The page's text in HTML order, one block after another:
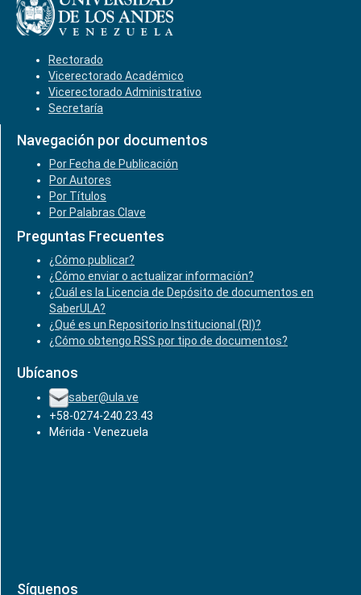
Rectorado
Vicerectorado Académico
Vicerectorado Administrativo
Secretaría
Navegación por documentos
Por Fecha de Publicación
Por Autores
Por Títulos
Por Palabras Clave
Preguntas Frecuentes
¿Cómo publicar?
¿Cómo enviar o actualizar información?
¿Cuál es la Licencia de Depósito de documentos en
SaberULA?
¿Qué es un Repositorio Institucional (RI)?
¿Cómo obtengo RSS por tipo de documentos?
Ubícanos
saber@ula.ve
+58-0274-240.23.43
Mérida - Venezuela
Síguenos